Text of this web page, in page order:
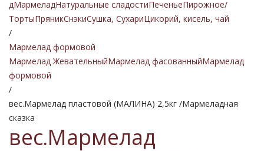
дМармеладНатуральные сладостиПеченьеПирожное/
ТортыПряникСнэкиСушка, СухариЦикорий, кисель, чай
/
Мармелад формовой
Мармелад ЖевательныйМармелад фасованныйМармелад
формовой
/
вес.Мармелад пластовой (МАЛИНА) 2,5кг /Мармеладная
сказка
вес.Мармелад